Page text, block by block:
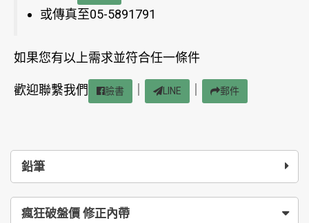
鉛筆
瘋狂破盤價 修正內帶
或傳真至05-5891791
如果您有以上需求並符合任一條件
歡迎聯繫我們 臉書 LINE 郵件